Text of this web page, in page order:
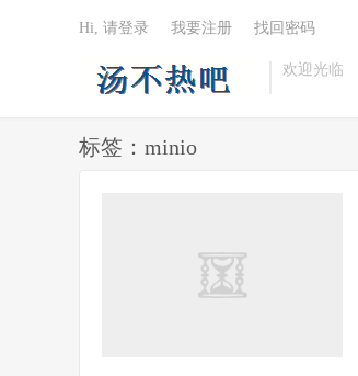
欢迎光临
Hi, 请登录 我要注册 找回密码
标签：minio